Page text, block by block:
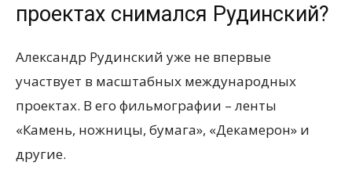
проектах снимался Рудинский?
Александр Рудинский уже не впервые
участвует в масштабных международных
проектах. В его фильмографии – ленты
«Камень, ножницы, бумага», «Декамерон» и
другие.